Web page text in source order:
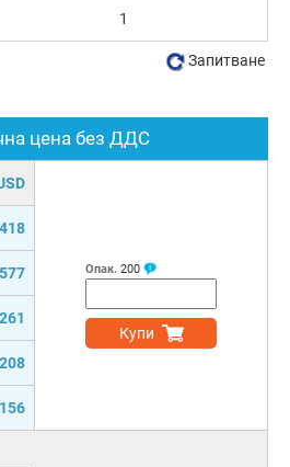
цена без ДДС
Опак. 200
Купи
1
Запитване